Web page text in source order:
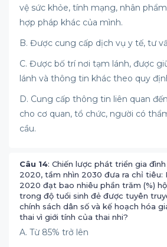
vệ sức khỏe, tính mạng, nhân
hợp pháp khác của mình.
B. Được cung cấp dịch vụ y tế, tư
C. Được bố trí nơi tạm lánh, được
lánh và thông tin khác theo quy
D. Cung cấp thông tin liên quan
cho cơ quan, tổ chức, người có
cầu.
Câu 14: Chiến lược phát triển gia
2020, tầm nhìn 2030 đưa ra chỉ tiêu:
2020 đạt bao nhiêu phần trăm (%)
trong độ tuổi sinh đẻ được tuyên
chính sách dân số và kế hoạch hóa
thai vì giới tính của thai nhi?
A. Từ 85% trở lên